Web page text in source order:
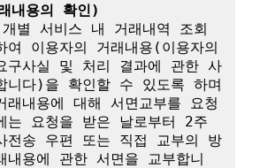
내용의 확인)
별 서비스 내 거래내역 조회
여 이용자의 거래내용(이용자의
구사실 및 처리 결과에 관한 사
니다)을 확인할 수 있도록 하며
래내용에 대해 서면교부를 요청
는 요청을 받은 날로부터 2주
전송 우편 또는 직접 교부의 방
내용에 관한 서면을 교부합니